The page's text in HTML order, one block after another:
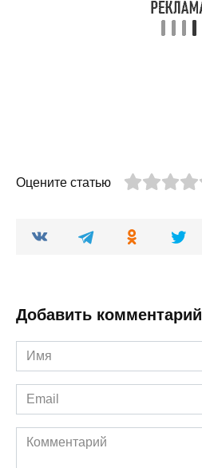
Оцените статью
Добавить комментарий
Имя
*
Email
*
Комментарий